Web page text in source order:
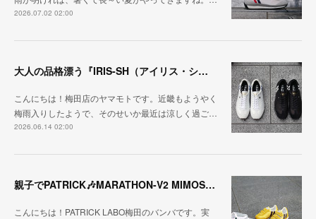
2026.07.02 02:00
大人の品格漂う『IRIS-SH（アイリス・シープ）』
こんにちは！梅田店のヤマモトです。近畿もようやく
梅雨入りしたようで、そのせいか最近は涼しく過ご…
2026.06.14 02:00
親子でPATRICK🎶MARATHON-V2 MIMOSA・BOUQUE
こんにちは！PATRICK LABO梅田のバンバです。実